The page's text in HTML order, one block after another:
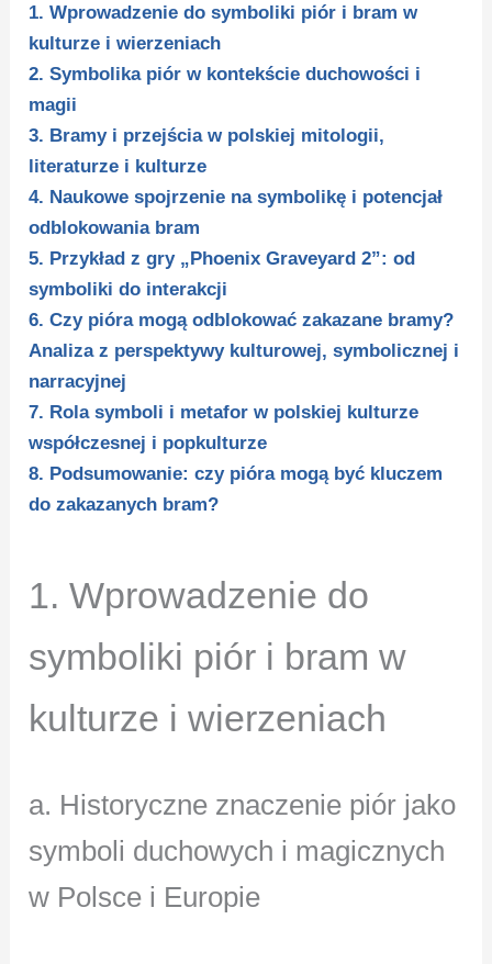
1. Wprowadzenie do symboliki piór i bram w
kulturze i wierzeniach
2. Symbolika piór w kontekście duchowości i
magii
3. Bramy i przejścia w polskiej mitologii,
literaturze i kulturze
4. Naukowe spojrzenie na symbolikę i potencjał
odblokowania bram
5. Przykład z gry „Phoenix Graveyard 2”: od
symboliki do interakcji
6. Czy pióra mogą odblokować zakazane bramy?
Analiza z perspektywy kulturowej, symbolicznej i
narracyjnej
7. Rola symboli i metafor w polskiej kulturze
współczesnej i popkulturze
8. Podsumowanie: czy pióra mogą być kluczem
do zakazanych bram?
1. Wprowadzenie do
symboliki piór i bram w
kulturze i wierzeniach
a. Historyczne znaczenie piór jako
symboli duchowych i magicznych
w Polsce i Europie